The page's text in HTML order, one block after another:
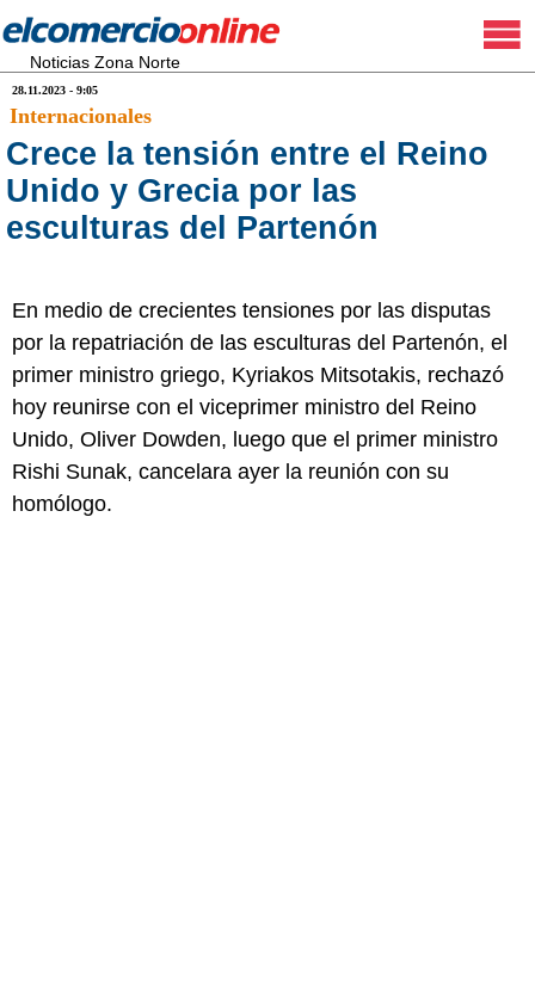
Noticias Zona Norte
28.11.2023 - 9:05
Internacionales
Crece la tensión entre el Reino
Unido y Grecia por las
esculturas del Partenón
En medio de crecientes tensiones por las disputas
por la repatriación de las esculturas del Partenón, el
primer ministro griego, Kyriakos Mitsotakis, rechazó
hoy reunirse con el viceprimer ministro del Reino
Unido, Oliver Dowden, luego que el primer ministro
Rishi Sunak, cancelara ayer la reunión con su
homólogo.